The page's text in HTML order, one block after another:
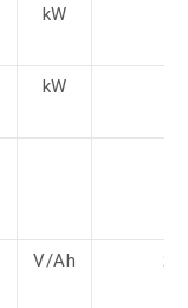
kW
kW
V/Ah 24